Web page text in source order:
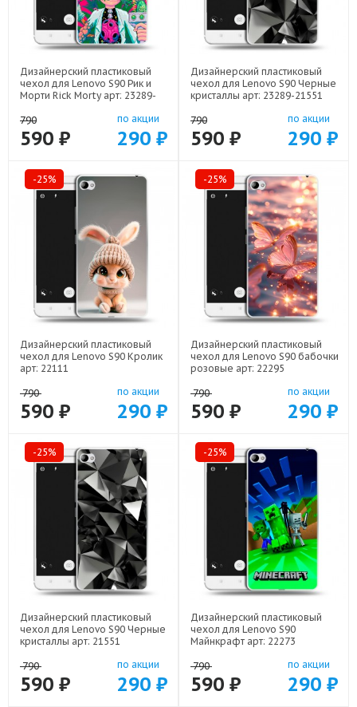
Дизайнерский пластиковый
чехол для Lenovo S90 Рик и
Морти Rick Morty арт: 23289-
790
590 ₽
по акции
290 ₽
Дизайнерский пластиковый
чехол для Lenovo S90 Черные
кристаллы арт: 23289-21551
790
590 ₽
по акции
290 ₽
-25%
Дизайнерский пластиковый
чехол для Lenovo S90 Кролик
арт: 22111
790
590 ₽
по акции
290 ₽
-25%
Дизайнерский пластиковый
чехол для Lenovo S90 бабочки
розовые арт: 22295
790
590 ₽
по акции
290 ₽
-25%
Дизайнерский пластиковый
чехол для Lenovo S90 Черные
кристаллы арт: 21551
790
590 ₽
по акции
290 ₽
-25%
Дизайнерский пластиковый
чехол для Lenovo S90
Майнкрафт арт: 22273
790
590 ₽
по акции
290 ₽